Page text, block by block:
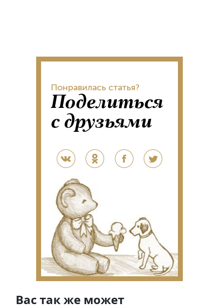
Понравилась статья?
Поделиться
с друзьями
Вас так же может